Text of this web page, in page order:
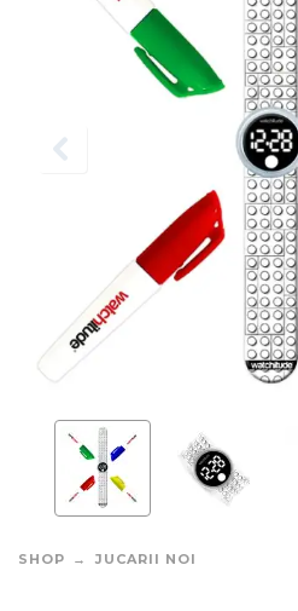
SHOP JUCARII NOI